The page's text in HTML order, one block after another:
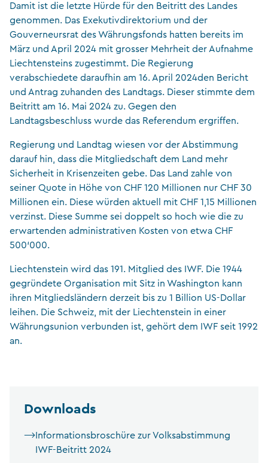
Damit ist die letzte Hürde für den Beitritt des Landes
genommen. Das Exekutivdirektorium und der
Gouverneursrat des Währungsfonds hatten bereits im
März und April 2024 mit grosser Mehrheit der Aufnahme
Liechtensteins zugestimmt. Die Regierung
verabschiedete daraufhin am 16. April 2024den Bericht
und Antrag zuhanden des Landtags. Dieser stimmte dem
Beitritt am 16. Mai 2024 zu. Gegen den
Landtagsbeschluss wurde das Referendum ergriffen.
Regierung und Landtag wiesen vor der Abstimmung
darauf hin, dass die Mitgliedschaft dem Land mehr
Sicherheit in Krisenzeiten gebe. Das Land zahle von
seiner Quote in Höhe von CHF 120 Millionen nur CHF 30
Millionen ein. Diese würden aktuell mit CHF 1,15 Millionen
verzinst. Diese Summe sei doppelt so hoch wie die zu
erwartenden administrativen Kosten von etwa CHF
500‘000.
Liechtenstein wird das 191. Mitglied des IWF. Die 1944
gegründete Organisation mit Sitz in Washington kann
ihren Mitgliedsländern derzeit bis zu 1 Billion US-Dollar
leihen. Die Schweiz, mit der Liechtenstein in einer
Währungsunion verbunden ist, gehört dem IWF seit 1992
an.
Downloads
Informationsbroschüre zur Volksabstimmung
IWF-Beitritt 2024